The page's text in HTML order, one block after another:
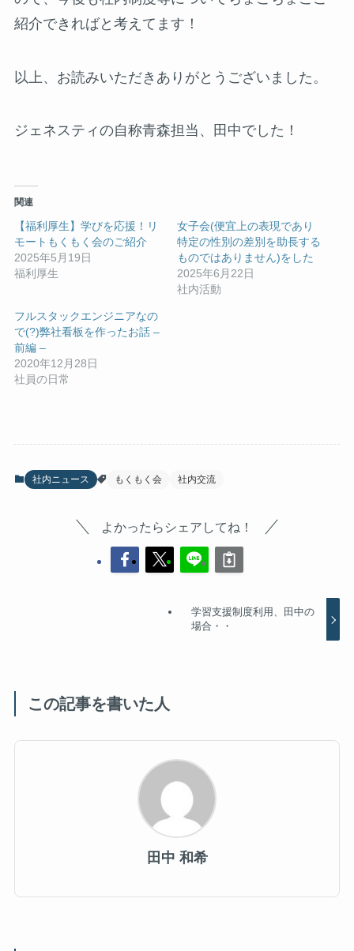
紹介できればと考えてます！
以上、お読みいただきありがとうございました。
ジェネスティの自称青森担当、田中でした！
関連
【福利厚生】学びを応援！リ
モートもくもく会のご紹介
2025年5月19日
福利厚生
女子会(便宜上の表現であり
特定の性別の差別を助長する
ものではありません)をした
2025年6月22日
社内活動
フルスタックエンジニアなの
で(?)弊社看板を作ったお話 –
前編 –
2020年12月28日
社員の日常
社内ニュース もくもく会 社内交流
よかったらシェアしてね！
学習支援制度利用、田中の
場合・・
この記事を書いた人
田中 和希